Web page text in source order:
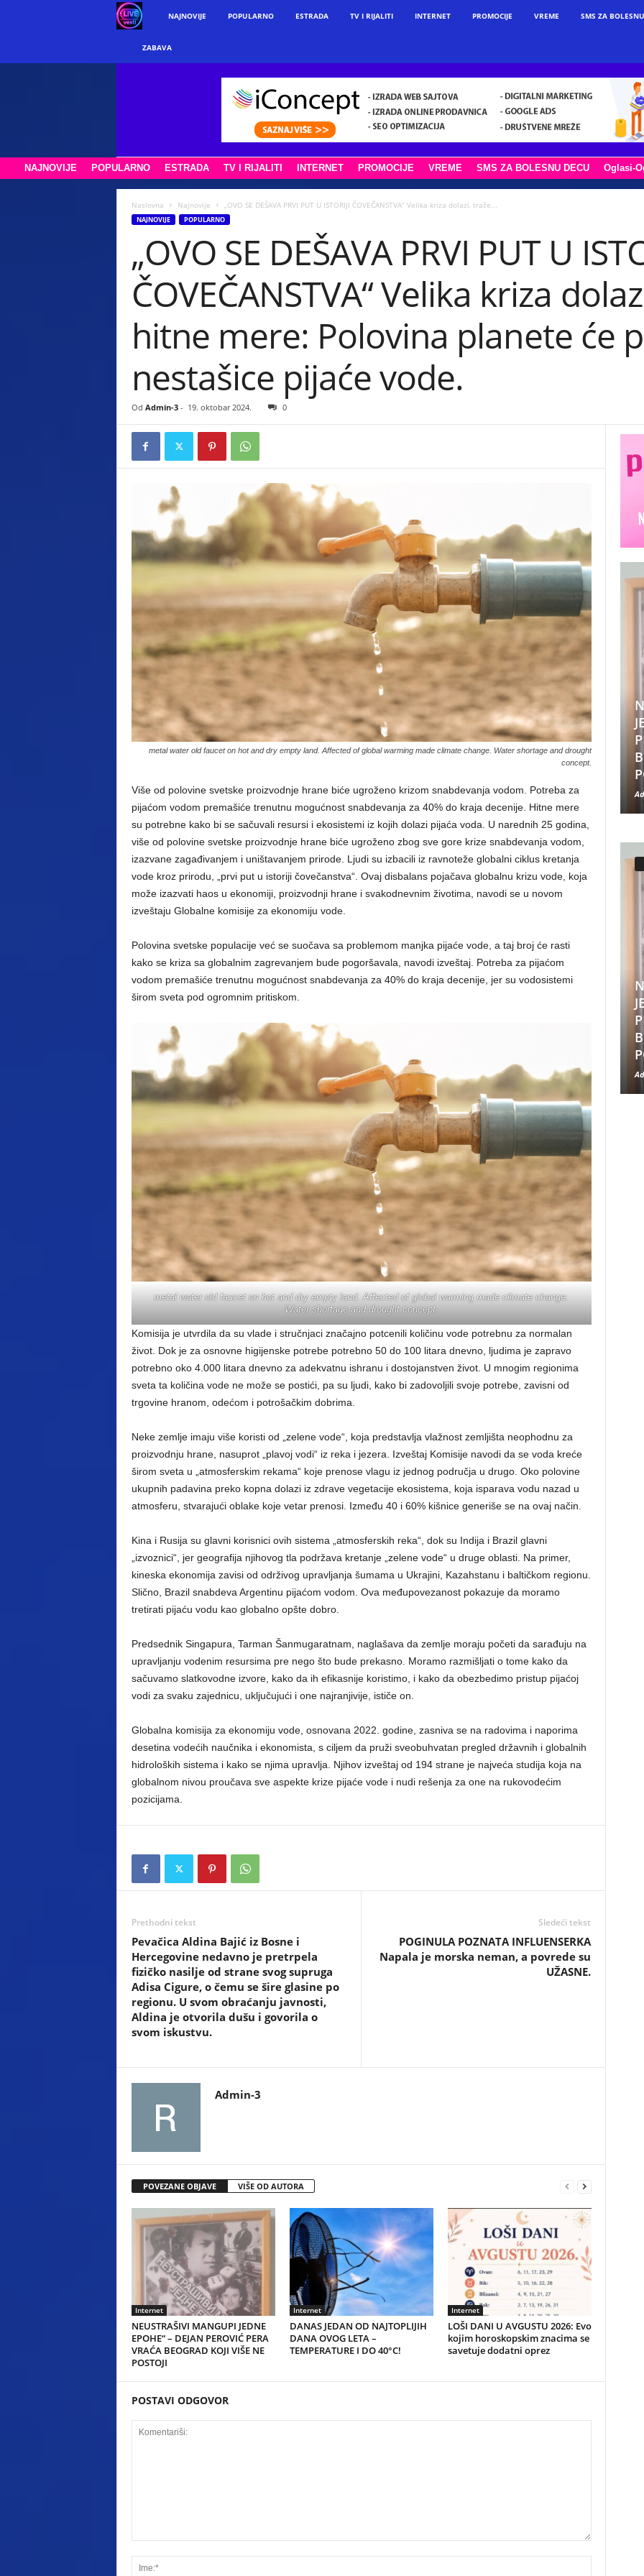
w
v
v
e
s
.
c
NAJNOVIJE POPULARNO ESTRADA TV I RIJALITI INTERNET PROMOCIJE VREME SMS ZA
ZABAVA
NAJNOVIJE POPULARNO ESTRADA TV I RIJALITI INTERNET PROMOCIJE VREME SMS ZA BOLESNU DECU Oglasi-
Naslovna Najnovije „OVO SE DEŠAVA PRVI PUT U ISTORIJI ČOVEČANSTVA“ Velika kriza dolazi, traže...
NAJNOVIJE POPULARNO
„OVO SE DEŠAVA PRVI PUT U
ČOVEČANSTVA“ Velika kriza
hitne mere: Polovina planete će
nestašice pijaće vode.
Od Admin-3- 19. oktobar 2024. 0
metal water old faucet on hot and dry empty land. Affected of global warming made climate change. Water shortage and drought
concept.
Više od polovine svetske proizvodnje hrane biće ugroženo krizom snabdevanja vodom. Potreba za
pijaćom vodom premašiće trenutnu mogućnost snabdevanja za 40% do kraja decenije. Hitne mere
su potrebne kako bi se sačuvali resursi i ekosistemi iz kojih dolazi pijaća voda. U narednih 25 godina,
više od polovine svetske proizvodnje hrane biće ugroženo zbog sve gore krize snabdevanja vodom,
izazvane zagađivanjem i uništavanjem prirode. Ljudi su izbacili iz ravnoteže globalni ciklus kretanja
vode kroz prirodu, „prvi put u istoriji čovečanstva“. Ovaj disbalans pojačava globalnu krizu vode, koja
može izazvati haos u ekonomiji, proizvodnji hrane i svakodnevnim životima, navodi se u novom
izveštaju Globalne komisije za ekonomiju vode.
Polovina svetske populacije već se suočava sa problemom manjka pijaće vode, a taj broj će rasti
kako se kriza sa globalnim zagrevanjem bude pogoršavala, navodi izveštaj. Potreba za pijaćom
vodom premašiće trenutnu mogućnost snabdevanja za 40% do kraja decenije, jer su vodosistemi
širom sveta pod ogromnim pritiskom.
metal water old faucet on hot and dry empty land. Affected of global warming made climate change.
Water shortage and drought concept.
Komisija je utvrdila da su vlade i stručnjaci značajno potcenili količinu vode potrebnu za normalan
život. Dok je za osnovne higijenske potrebe potrebno 50 do 100 litara dnevno, ljudima je zapravo
potrebno oko 4.000 litara dnevno za adekvatnu ishranu i dostojanstven život. U mnogim regionima
sveta ta količina vode ne može se postići, pa su ljudi, kako bi zadovoljili svoje potrebe, zavisni od
trgovine hranom, odećom i potrošačkim dobrima.
Neke zemlje imaju više koristi od „zelene vode“, koja predstavlja vlažnost zemljišta neophodnu za
proizvodnju hrane, nasuprot „plavoj vodi“ iz reka i jezera. Izveštaj Komisije navodi da se voda kreće
širom sveta u „atmosferskim rekama“ koje prenose vlagu iz jednog područja u drugo. Oko polovine
ukupnih padavina preko kopna dolazi iz zdrave vegetacije ekosistema, koja isparava vodu nazad u
atmosferu, stvarajući oblake koje vetar prenosi. Između 40 i 60% kišnice generiše se na ovaj način.
Kina i Rusija su glavni korisnici ovih sistema „atmosferskih reka“, dok su Indija i Brazil glavni
„izvoznici“, jer geografija njihovog tla podržava kretanje „zelene vode“ u druge oblasti. Na primer,
kineska ekonomija zavisi od održivog upravljanja šumama u Ukrajini, Kazahstanu i baltičkom regionu.
Slično, Brazil snabdeva Argentinu pijaćom vodom. Ova međupovezanost pokazuje da moramo
tretirati pijaću vodu kao globalno opšte dobro.
Predsednik Singapura, Tarman Šanmugaratnam, naglašava da zemlje moraju početi da sarađuju na
upravljanju vodenim resursima pre nego što bude prekasno. Moramo razmišljati o tome kako da
sačuvamo slatkovodne izvore, kako da ih efikasnije koristimo, i kako da obezbedimo pristup pijaćoj
vodi za svaku zajednicu, uključujući i one najranjivije, ističe on.
Globalna komisija za ekonomiju vode, osnovana 2022. godine, zasniva se na radovima i naporima
desetina vodećih naučnika i ekonomista, s ciljem da pruži sveobuhvatan pregled državnih i globalnih
hidroloških sistema i kako se njima upravlja. Njihov izveštaj od 194 strane je najveća studija koja na
globalnom nivou proučava sve aspekte krize pijaće vode i nudi rešenja za one na rukovodećim
pozicijama.
Prethodni tekst
Pevačica Aldina Bajić iz Bosne i
Hercegovine nedavno je pretrpela
fizičko nasilje od strane svog supruga
Adisa Cigure, o čemu se šire glasine po
regionu. U svom obraćanju javnosti,
Aldina je otvorila dušu i govorila o
svom iskustvu.
Sledeći tekst
POGINULA POZNATA INFLUENSERKA
Napala je morska neman, a povrede su
UŽASNE.
Admin-3
POVEZANE OBJAVE VIŠE OD AUTORA
Internet
NEUSTRAŠIVI MANGUPI JEDNE
EPOHE“ – DEJAN PEROVIĆ PERA
VRAĆA BEOGRAD KOJI VIŠE NE
POSTOJI
Internet
DANAS JEDAN OD NAJTOPLIJIH
DANA OVOG LETA –
TEMPERATURE I DO 40°C!
Internet
LOŠI DANI U AVGUSTU 2026: Evo
kojim horoskopskim znacima se
savetuje dodatni oprez
POSTAVI ODGOVOR